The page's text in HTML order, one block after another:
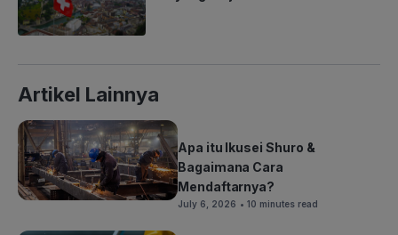
Artikel Lainnya
Apa itu Ikusei Shuro &
Bagaimana Cara
Mendaftarnya?
July 6, 2026 • 10 minutes read